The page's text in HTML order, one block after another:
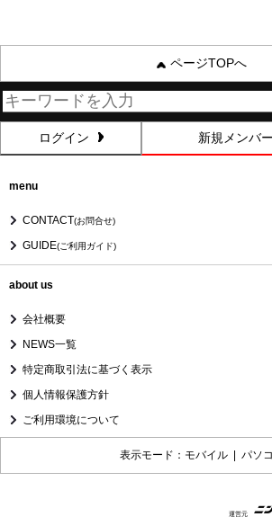
ページTOPへ
ログイン 新規メンバ
menu
CONTACT(お問合せ)
GUIDE(ご利用ガイド)
about us
会社概要
NEWS一覧
特定商取引法に基づく表示
個人情報保護方針
ご利用環境について
表示モード：モバイル | パソ
運営元